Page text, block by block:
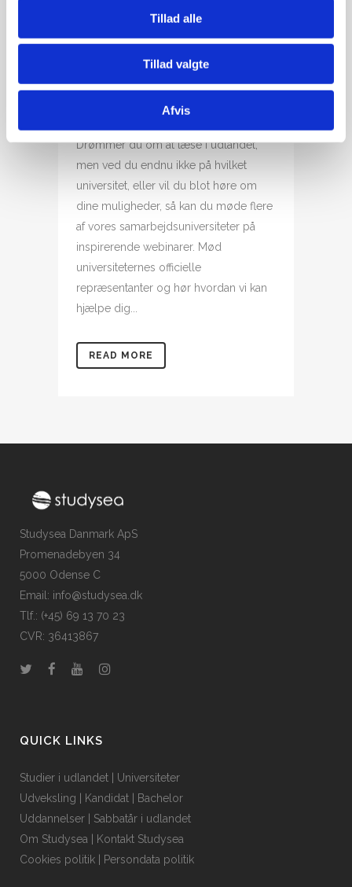
Tillad alle
Tillad valgte
Afvis
MØD DIT
KOMMENDE
UNIVERSITET
Posted at 11:47hinIkke kategoriseret
Drømmer du om at læse i udlandet,
men ved du endnu ikke på hvilket
universitet, eller vil du blot høre om
dine muligheder, så kan du møde flere
af vores samarbejdsuniversiteter på
inspirerende webinarer. Mød
universiteternes officielle
repræsentanter og hør hvordan vi kan
hjælpe dig...
READ MORE
Studysea Danmark ApS
Promenadebyen 34
5000 Odense C
Email: info@studysea.dk
Tlf.: (+45) 69 13 70 23
CVR: 36413867
QUICK LINKS
Studier i udlandet
Universiteter
Udveksling
Kandidat
Bachelor
Uddannelser
Sabbatår i udlandet
Om Studysea
Kontakt Studysea
Cookies politik
Persondata politik